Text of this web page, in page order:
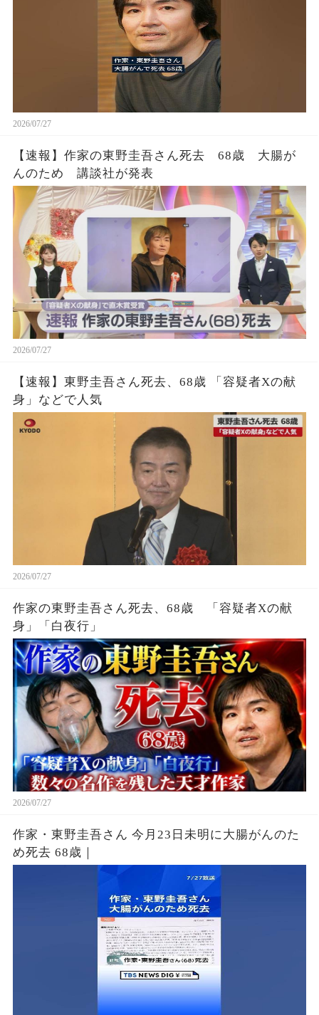
2026/07/27
【速報】作家の東野圭吾さん死去 68歳 大腸が
んのため 講談社が発表
2026/07/27
【速報】東野圭吾さん死去、68歳 「容疑者Xの献
身」などで人気
2026/07/27
作家の東野圭吾さん死去、68歳 「容疑者Xの献
身」「白夜行」
2026/07/27
作家・東野圭吾さん 今月23日未明に大腸がんのた
め死去 68歳｜